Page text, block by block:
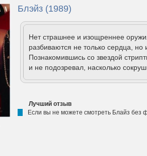
Блэйз (1989)
Нет страшнее и изощреннее
разбиваются не только сердца,
Познакомившись со звездой
и не подозревал, насколько
Лучший отзыв
Если вы не можете смотреть Блайз без